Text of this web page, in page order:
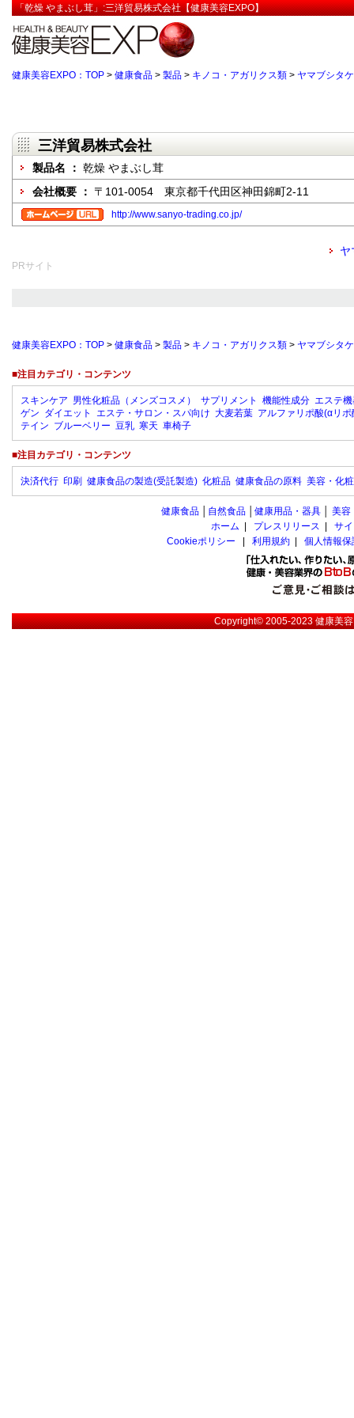
「乾燥 やまぶし茸」:三洋貿易株式会社【健康美容EXPO】
健康美容EXPO：TOP > 健康食品 > 製品 > キノコ・アガリクス類 > ヤマブシタ
三洋貿易株式会社
製品名 ： 乾燥 やまぶし茸
会社概要 ： 〒101-0054 東京都千代田区神田錦町2-11
http://www.sanyo-trading.co.jp/
ヤ
PRサイト
健康美容EXPO：TOP > 健康食品 > 製品 > キノコ・アガリクス類 > ヤマブシタ
■注目カテゴリ・コンテンツ
スキンケア 男性化粧品（メンズコスメ） サプリメント 機能性成分 エステ
ゲン ダイエット エステ・サロン・スパ向け 大麦若葉 アルファリポ酸(αリポ
テイン ブルーベリー 豆乳 寒天 車椅子
■注目カテゴリ・コンテンツ
決済代行 印刷 健康食品の製造(受託製造) 化粧品 健康食品の原料 美容・化
健康食品 自然食品 健康用品・器具 美容
ホーム
プレスリリース
サ
Cookieポリシー
利用規約 個人情報
Copyright© 2005-2023健康美